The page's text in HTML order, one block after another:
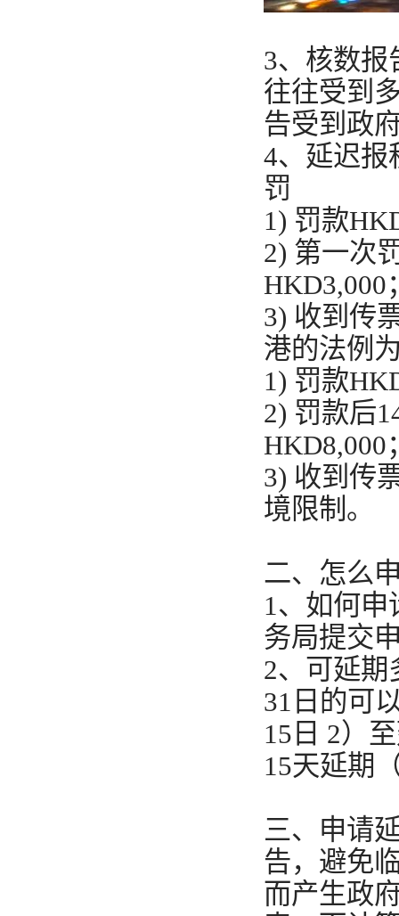
3、核数报
往往受到
告受到政
4、延迟报
罚
1) 罚款
2) 第一次
HKD3,000
3) 收到传
港的法例
1) 罚款
2) 罚款后
HKD8,000
3) 收到传
境限制。
二、怎么
1、如何
务局提交
2、可延期
31日的可
15日 2）
15天延期
三、申请
告，避免
而产生政